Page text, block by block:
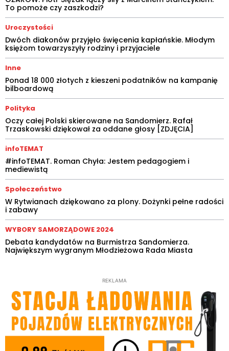
To pomoże czy zaszkodzi?
Uroczystości
Dwóch diakonów przyjęło święcenia kapłańskie. Młodym
księżom towarzyszyły rodziny i przyjaciele
Inne
Ponad 18 000 złotych z kieszeni podatników na kampanię
bilboardową
Polityka
Oczy całej Polski skierowane na Sandomierz. Rafał
Trzaskowski dziękował za oddane głosy [ZDJĘCIA]
infoTEMAT
#infoTEMAT. Roman Chyła: Jestem pedagogiem i
mediewistą
Społeczeństwo
W Rytwianach dziękowano za plony. Dożynki pełne radości
i zabawy
WYBORY SAMORZĄDOWE 2024
Debata kandydatów na Burmistrza Sandomierza.
Największym wygranym Młodzieżowa Rada Miasta
REKLAMA